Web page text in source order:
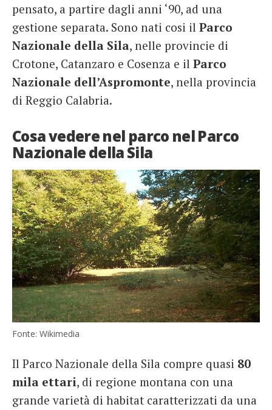
pensato, a partire dagli anni ‘90, ad una
gestione separata. Sono nati cosi il Parco
Nazionale della Sila, nelle provincie di
Crotone, Catanzaro e Cosenza e il Parco
Nazionale dell’Aspromonte, nella provincia
di Reggio Calabria.
Cosa vedere nel parco nel Parco
Nazionale della Sila
Fonte: Wikimedia
Il Parco Nazionale della Sila compre quasi 80
mila ettari, di regione montana con una
grande varietà di habitat caratterizzati da una